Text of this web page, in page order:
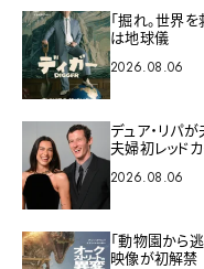
「掘れ。世界
は地球儀
2026.08.06
デュア・リパ
夫婦初レッド
2026.08.06
「動物園から
映像が初解禁